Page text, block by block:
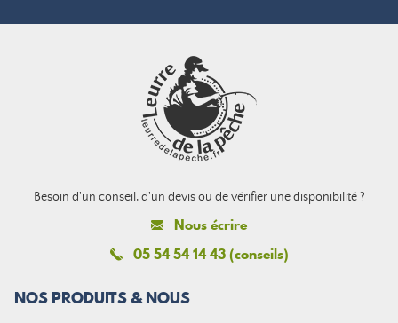
Besoin d'un conseil, d'un devis ou de vérifier une disponibilité ?
Nous écrire
05 54 54 14 43 (conseils)
NOS PRODUITS & NOUS